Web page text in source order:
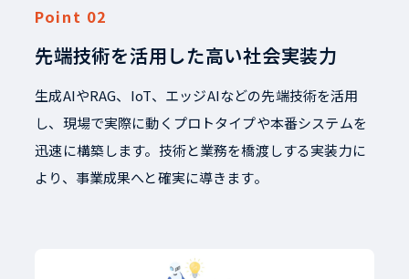
先端技術を活用した高い社会実装力
生成AIやRAG、IoT、エッジAIなどの先端技術を活用
し、現場で実際に動くプロトタイプや本番システムを
迅速に構築します。技術と業務を橋渡しする実装力に
より、事業成果へと確実に導きます。